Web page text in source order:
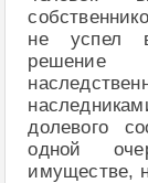
не успел
решение
долевого
одной
имуществе,